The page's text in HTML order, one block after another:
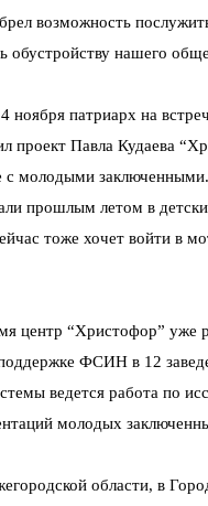
возможность
обустройству нашего
ноября патриарх на
проект Павла Кудаева
с молодыми
прошлым летом в
тоже хочет войти в
центр “Христофор” уже
ФСИН в 12
ведется работа по
молодых
области, в